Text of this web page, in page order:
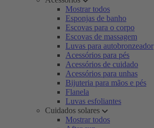
Mostrar todos
Esponjas de banho
Escovas para o corpo
Escovas de massagem
Luvas para autobronzeador
Acessórios para pés
Acessórios de cuidado
Acessórios para unhas
Bijuteria para mãos e pés
Flanela
Luvas esfoliantes
Cuidados solares
Mostrar todos